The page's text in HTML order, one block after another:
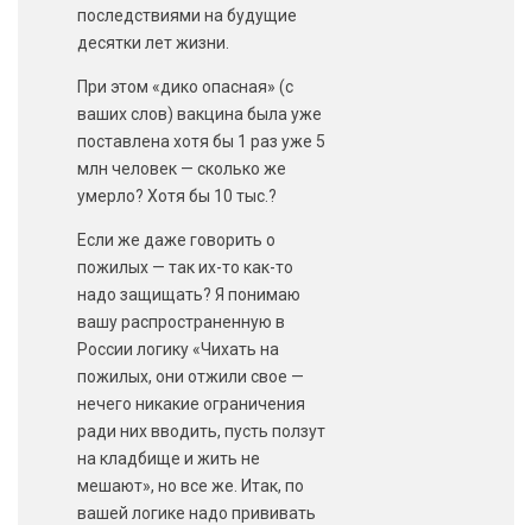
последствиями на будущие
десятки лет жизни.
При этом «дико опасная» (с
ваших слов) вакцина была уже
поставлена хотя бы 1 раз уже 5
млн человек — сколько же
умерло? Хотя бы 10 тыс.?
Если же даже говорить о
пожилых — так их-то как-то
надо защищать? Я понимаю
вашу распространенную в
России логику «Чихать на
пожилых, они отжили свое —
нечего никакие ограничения
ради них вводить, пусть ползут
на кладбище и жить не
мешают», но все же. Итак, по
вашей логике надо прививать